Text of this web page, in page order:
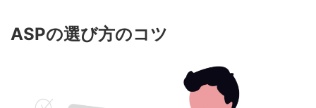
ASPの選び方のコツ